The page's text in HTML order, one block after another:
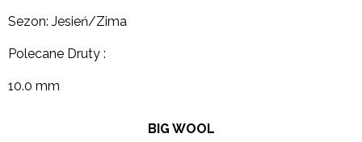
Sezon: Jesień/Zima
Polecane Druty :
10.0 mm
BIG WOOL